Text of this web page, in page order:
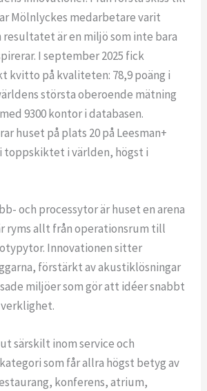
Mölnlyckes medarbetare varit
resultatet är en miljö som inte bara
I september 2025 fick
kvitto på kvaliteten: 78,9 poäng i
största oberoende mätning
9300 kontor i databasen.
huset på plats 20 på Leesman+
toppskiktet i världen, högst i
och processytor är huset en arena
ryms allt från operationsrum till
Innovationen sitter
förstärkt av akustiklösningar
miljöer som gör att idéer snabbt
särskilt inom service och
som får allra högst betyg av
konferens, atrium,